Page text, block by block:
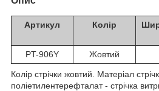
Артикул Колір
PT-906Y
Жовтий
Колір стрічки жовтий. Матеріал
поліетилентерефталат - стрічка